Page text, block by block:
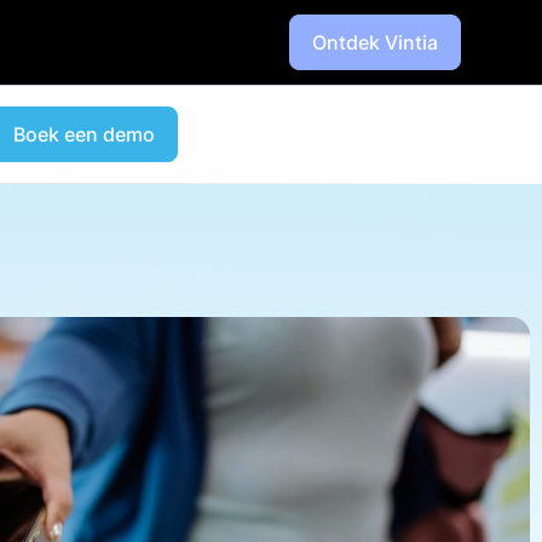
Ontdek Vintia
Boek een demo